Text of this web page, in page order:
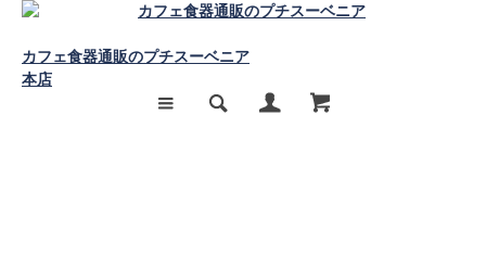
カフェ食器通販のプチスーベニア
本店